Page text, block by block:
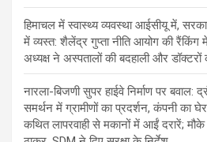
हिमाचल में स्वास्थ्य व्यवस्था आईसीयू में,
में व्यस्त: शैलेंद्र गुप्ता नीति आयोग की रैंकिंग
अध्यक्ष ने अस्पतालों की बदहाली और
नारला-बिजणी सुपर हाईवे निर्माण पर बवाल:
समर्थन में ग्रामीणों का प्रदर्शन, कंपनी का
कथित लापरवाही से मकानों में आईं दरारें;